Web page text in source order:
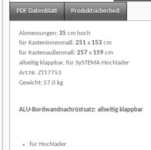
PDF Datenblatt Produktsicherheit
Abmessungen: 35 cm hoch
für Kasteninnenmaß: 251 x 153cm
für Kastenaußenmaß: 257x 159cm
allseitig klappbar, für SySTEMA-Hochlader
Art.Nr. ZT17753
Gewicht: 57.0 kg
ALU-Bordwandnachrüstsatz: allseitig klappbar
für Hochlader